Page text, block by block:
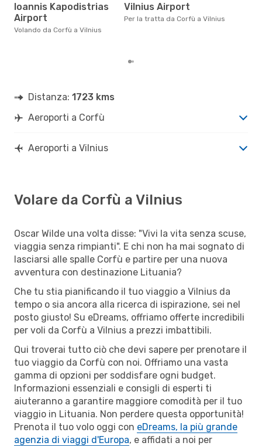
Ioannis Kapodistrias
Airport
Volando da Corfù a Vilnius
Vilnius Airport
Per la tratta da Corfù a Vilnius
Distanza: 1723 kms
Aeroporti a Corfù
Aeroporti a Vilnius
Volare da Corfù a Vilnius
Oscar Wilde una volta disse: "Vivi la vita senza scuse,
viaggia senza rimpianti". E chi non ha mai sognato di
lasciarsi alle spalle Corfù e partire per una nuova
avventura con destinazione Lituania?
Che tu stia pianificando il tuo viaggio a Vilnius da
tempo o sia ancora alla ricerca di ispirazione, sei nel
posto giusto! Su eDreams, offriamo offerte incredibili
per voli da Corfù a Vilnius a prezzi imbattibili.
Qui troverai tutto ciò che devi sapere per prenotare il
tuo viaggio da Corfù con noi. Offriamo una vasta
gamma di opzioni per soddisfare ogni budget.
Informazioni essenziali e consigli di esperti ti
aiuteranno a garantire maggiore comodità per il tuo
viaggio in Lituania. Non perdere questa opportunità!
Prenota il tuo volo oggi con eDreams, la più grande
agenzia di viaggi d'Europa, e affidati a noi per